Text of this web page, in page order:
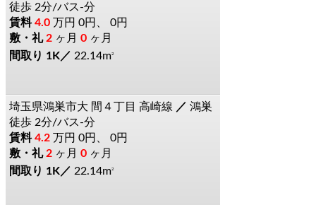
徒歩 2分/バス-分
4.0 万円
0円、 0円
2 ヶ月 0 ヶ月
1K
22.14m2
埼玉県鴻巣市大 間４丁目 高崎線
鴻巣
徒歩 2分/バス-分
4.2 万円
0円、 0円
2 ヶ月 0 ヶ月
1K
22.14m2